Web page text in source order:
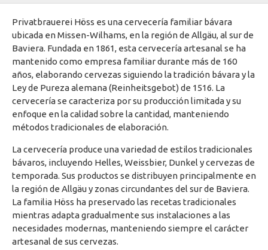
Privatbrauerei Höss es una cervecería familiar bávara
ubicada en Missen-Wilhams, en la región de Allgäu, al sur de
Baviera. Fundada en 1861, esta cervecería artesanal se ha
mantenido como empresa familiar durante más de 160
años, elaborando cervezas siguiendo la tradición bávara y la
Ley de Pureza alemana (Reinheitsgebot) de 1516. La
cervecería se caracteriza por su producción limitada y su
enfoque en la calidad sobre la cantidad, manteniendo
métodos tradicionales de elaboración.
La cervecería produce una variedad de estilos tradicionales
bávaros, incluyendo Helles, Weissbier, Dunkel y cervezas de
temporada. Sus productos se distribuyen principalmente en
la región de Allgäu y zonas circundantes del sur de Baviera.
La familia Höss ha preservado las recetas tradicionales
mientras adapta gradualmente sus instalaciones a las
necesidades modernas, manteniendo siempre el carácter
artesanal de sus cervezas.